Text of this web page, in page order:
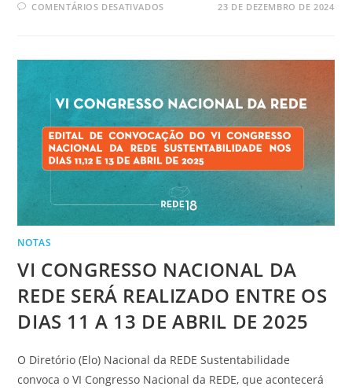
COMENTÁRIOS DESATIVADOS 23 DE DEZEMBRO DE 2024
NOTAS
VI CONGRESSO NACIONAL DA
REDE SERÁ REALIZADO ENTRE OS
DIAS 11 A 13 DE ABRIL DE 2025
O Diretório (Elo) Nacional da REDE Sustentabilidade
convoca o VI Congresso Nacional da REDE, que acontecerá